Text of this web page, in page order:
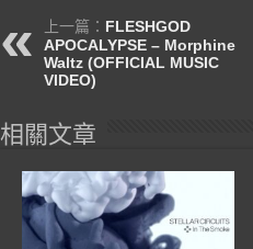
上一篇： FLESHGOD
APOCALYPSE – Morphine
Waltz (OFFICIAL MUSIC
VIDEO)
相關文章